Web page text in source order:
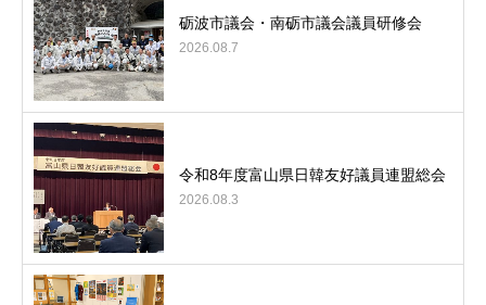
砺波市議会・南砺市議会議員研修会
2026.08.7
令和8年度富山県日韓友好議員連盟総会
2026.08.3